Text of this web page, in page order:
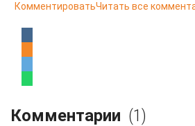
КомментироватьЧитать все
Комментарии (1)